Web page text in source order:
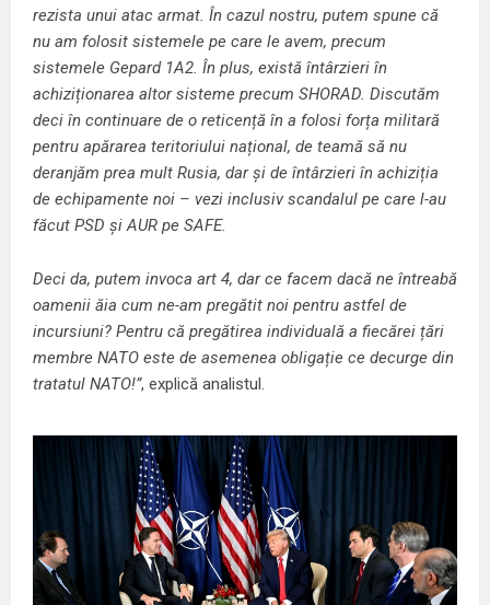
rezista unui atac armat. În cazul nostru, putem spune că
nu am folosit sistemele pe care le avem, precum
sistemele Gepard 1A2. În plus, există întârzieri în
achiziționarea altor sisteme precum SHORAD. Discutăm
deci în continuare de o reticență în a folosi forța militară
pentru apărarea teritoriului național, de teamă să nu
deranjăm prea mult Rusia, dar și de întârzieri în achiziția
de echipamente noi – vezi inclusiv scandalul pe care l-au
făcut PSD și AUR pe SAFE.
Deci da, putem invoca art 4, dar ce facem dacă ne întreabă
oamenii ăia cum ne-am pregătit noi pentru astfel de
incursiuni? Pentru că pregătirea individuală a fiecărei țări
membre NATO este de asemenea obligație ce decurge din
tratatul NATO!”, explică analistul.